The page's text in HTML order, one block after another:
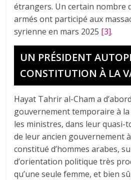
étrangers. Un certain nombre
armés ont participé aux
syrienne en mars 2025 [3].
UN PRÉSIDENT
CONSTITUTION À LA
Hayat Tahrir al-Cham a
gouvernement temporaire à
les ministres, dans leur quasi-
de leur ancien gouvernement à
constitué d’hommes arabes,
d’orientation politique très
qu’une seule femme, et bien